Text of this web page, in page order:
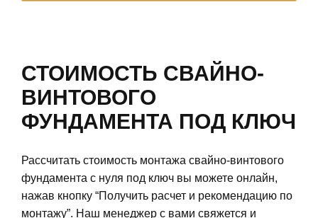
СТОИМОСТЬ СВАЙНО-
ВИНТОВОГО
ФУНДАМЕНТА ПОД КЛЮЧ
Рассчитать стоимость монтажа свайно-винтового
фундамента с нуля под ключ вы можете онлайн,
нажав кнопку “Получить расчет и рекомендацию по
монтажу”. Наш менеджер с вами свяжется и